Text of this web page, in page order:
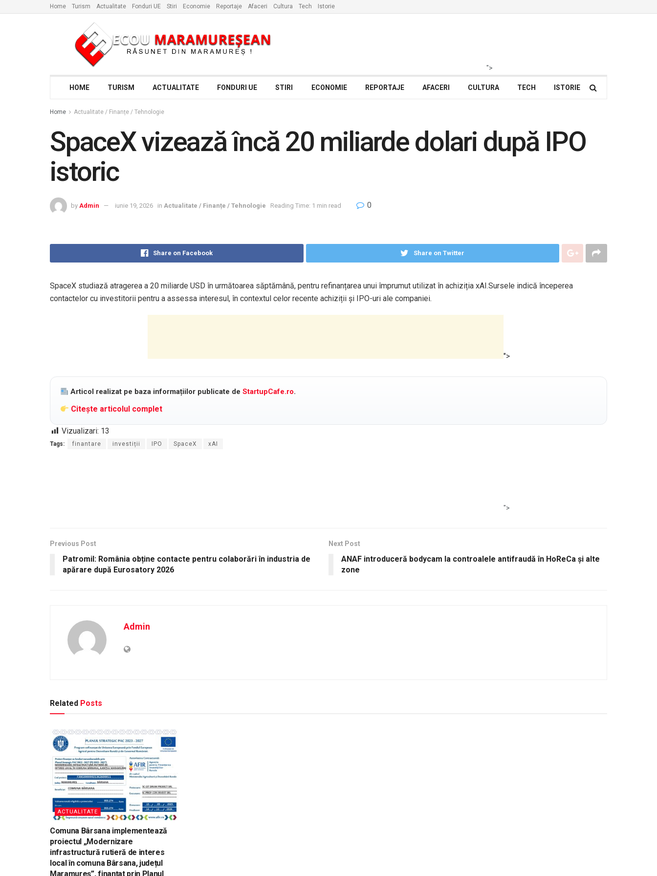
Home Turism Actualitate Fonduri UE Stiri Economie Reportaje Afaceri Cultura Tech Istorie
">
HOME TURISM ACTUALITATE FONDURI UE STIRI ECONOMIE REPORTAJE AFACERI CULTURA TECH ISTORIE
Home Actualitate / Finanțe / Tehnologie
SpaceX vizează încă 20 miliarde dolari după IPO
istoric
by Admin iunie 19, 2026 in Actualitate / Finanțe / Tehnologie Reading Time: 1 min read 0
Share on Facebook Share on Twitter
SpaceX studiază atragerea a 20 miliarde USD în următoarea săptămână, pentru refinanțarea unui împrumut utilizat în achiziția xAI.Sursele indică începerea
contactelor cu investitorii pentru a assessa interesul, în contextul celor recente achiziții și IPO-uri ale companiei.
">
Articol realizat pe baza informațiilor publicate deStartupCafe.ro.
Citește articolul complet
Vizualizari: 13
Tags: finantare investiții IPO SpaceX xAI
">
Previous Post
Patromil: România obține contacte pentru colaborări în industria de
apărare după Eurosatory 2026
Next Post
ANAF introduceră bodycam la controalele antifraudă în HoReCa și alte
zone
Admin
Related Posts
ACTUALITATE
Comuna Bârsana implementează
proiectul „Modernizare
infrastructură rutieră de interes
local în comuna Bârsana, județul
Maramureș”, finanțat prin Planul